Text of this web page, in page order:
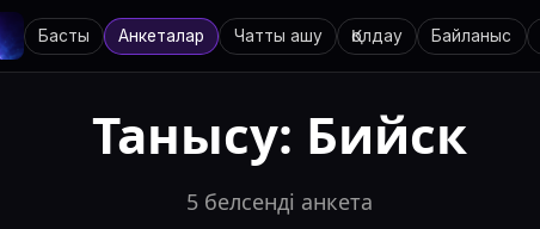
Басты Анкеталар Чатты ашу Қолдау Байланыс
Танысу: Бийск
5 белсенді анкета